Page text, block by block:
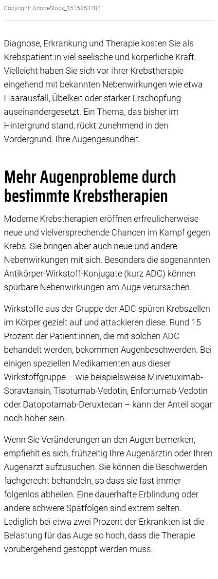
Copyright: AdobeStock_1515853782
Diagnose, Erkrankung und Therapie kosten Sie als
Krebspatient:in viel seelische und körperliche Kraft.
Vielleicht haben Sie sich vor Ihrer Krebstherapie
eingehend mit bekannten Nebenwirkungen wie etwa
Haarausfall, Übelkeit oder starker Erschöpfung
auseinandergesetzt. Ein Thema, das bisher im
Hintergrund stand, rückt zunehmend in den
Vordergrund: Ihre Augengesundheit.
Mehr Augenprobleme durch
bestimmte Krebstherapien
Moderne Krebstherapien eröffnen erfreulicherweise
neue und vielversprechende Chancen im Kampf gegen
Krebs. Sie bringen aber auch neue und andere
Nebenwirkungen mit sich. Besonders die sogenannten
Antikörper-Wirkstoff-Konjugate (kurz ADC) können
spürbare Nebenwirkungen am Auge verursachen.
Wirkstoffe aus der Gruppe der ADC spüren Krebszellen
im Körper gezielt auf und attackieren diese. Rund 15
Prozent der Patient:innen, die mit solchen ADC
behandelt werden, bekommen Augenbeschwerden. Bei
einigen speziellen Medikamenten aus dieser
Wirkstoffgruppe – wie beispielsweise Mirvetuximab-
Soravtansin, Tisotumab-Vedotin, Enfortumab-Vedotin
oder Datopotamab-Deruxtecan – kann der Anteil sogar
noch höher sein.
Wenn Sie Veränderungen an den Augen bemerken,
empfiehlt es sich, frühzeitig Ihre Augenärztin oder Ihren
Augenarzt aufzusuchen. Sie können die Beschwerden
fachgerecht behandeln, so dass sie fast immer
folgenlos abheilen. Eine dauerhafte Erblindung oder
andere schwere Spätfolgen sind extrem selten.
Lediglich bei etwa zwei Prozent der Erkrankten ist die
Belastung für das Auge so hoch, dass die Therapie
vorübergehend gestoppt werden muss.